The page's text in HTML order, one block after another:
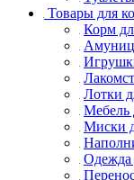
Товары для
Корм
Лотки
Мебель
Миски
Одежда